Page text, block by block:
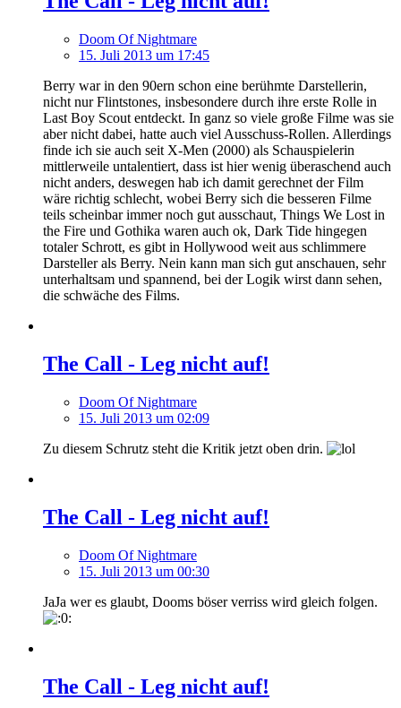
Doom Of Nightmare
15. Juli 2013 um 17:45
Berry war in den 90ern schon eine berühmte Darstellerin,
nicht nur Flintstones, insbesondere durch ihre erste Rolle in
Last Boy Scout entdeckt. In ganz so viele große Filme was sie
aber nicht dabei, hatte auch viel Ausschuss-Rollen. Allerdings
finde ich sie auch seit X-Men (2000) als Schauspielerin
mittlerweile untalentiert, dass ist hier wenig überaschend auch
nicht anders, deswegen hab ich damit gerechnet der Film
wäre richtig schlecht, wobei Berry sich die besseren Filme
teils scheinbar immer noch gut ausschaut, Things We Lost in
the Fire und Gothika waren auch ok, Dark Tide hingegen
totaler Schrott, es gibt in Hollywood weit aus schlimmere
Darsteller als Berry. Nein kann man sich gut anschauen, sehr
unterhaltsam und spannend, bei der Logik wirst dann sehen,
die schwäche des Films.
The Call - Leg nicht auf!
Doom Of Nightmare
15. Juli 2013 um 02:09
Zu diesem Schrutz steht die Kritik jetzt oben drin.
The Call - Leg nicht auf!
Doom Of Nightmare
15. Juli 2013 um 00:30
JaJa wer es glaubt, Dooms böser verriss wird gleich folgen.
The Call - Leg nicht auf!